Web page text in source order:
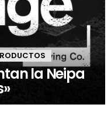
la Neipa